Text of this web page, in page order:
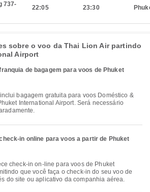
737-
22:05 23:30
sobre o voo da Thai Lion Air partindo
Airport
de bagagem para voos de Phuket
International Airport. Será necessário
in online para voos a partir de Phuket
que você faça o check-in do seu voo de
do site ou aplicativo da companhia aérea.